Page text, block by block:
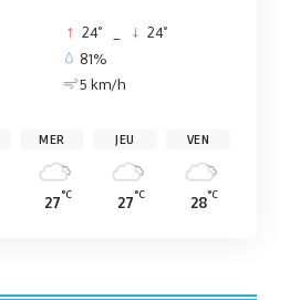
24° 24°
81%
5 km/h
MER
27°C
JEU
27°C
VEN
28°C